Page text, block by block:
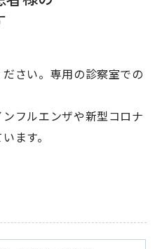
さい。専用の診察室での
フルエンザや新型コロナ
ます。